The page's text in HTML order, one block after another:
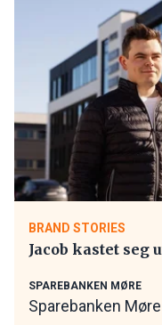
BRAND STORIES
Jacob kastet seg
SPAREBANKEN MØRE
Sparebanken Møre